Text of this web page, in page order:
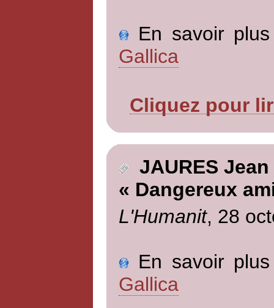
En savoir
Gallica
Cliquez pour
JAURES Jean
« Dangereux
L'Humanit, 28
En savoir
Gallica